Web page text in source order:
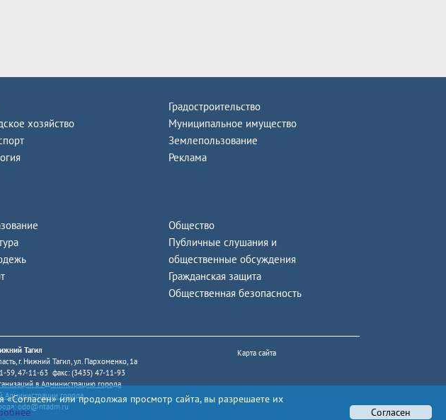
хозяйство
Градостроительство
Муниципальное имущество
Землепользование
Реклама
Общество
Публичные слушания и
общественные обсуждения
Гражданская защита
Общественная безопасность
Тагил
г. Нижний Тагил, ул. Пархоменко, 1а
59, 47-11-63 факс: (3435) 47-11-93
в Администрацию города
города
odo@ntadm.ru
Карта сайта
или продолжая просмотр сайта, вы разрешаете их
Согласен